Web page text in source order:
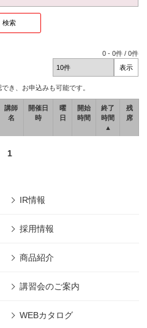
0 -0件 /0件
き、お申込みも可能です。
講師
名
開催日
時
曜
日
開始
時間
終了
時間
▲
残
席
1
IR情報
採用情報
商品紹介
講習会のご案内
WEBカタログ